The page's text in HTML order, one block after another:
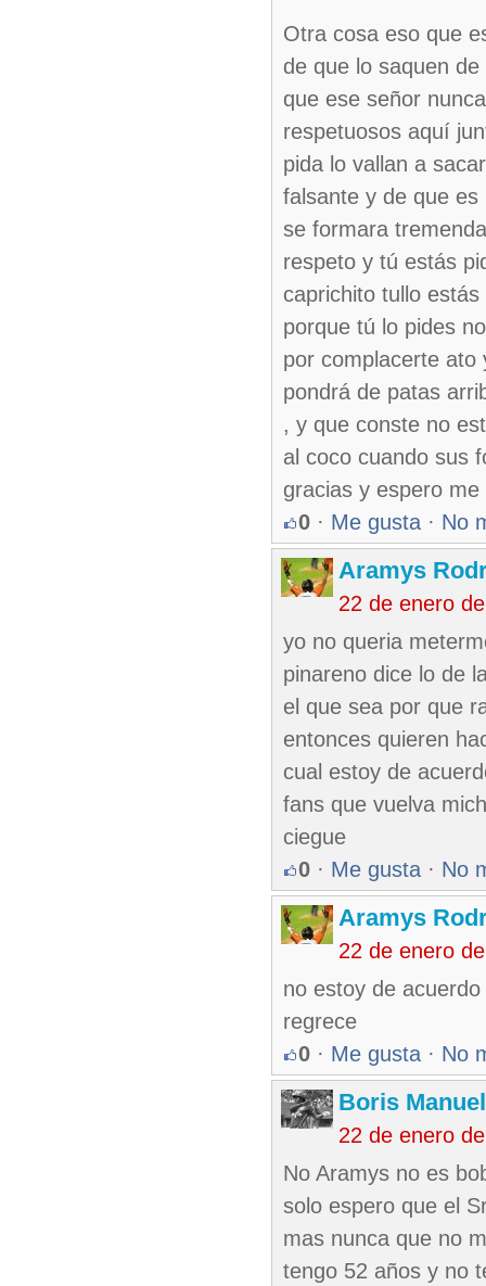
Otra cosa eso que
de que lo saquen
que ese señor
respetuosos aquí
pida lo vallan a
falsante y de que
se formara
respeto y tú estás
caprichito tullo
porque tú lo pides
por complacerte ato
pondrá de patas
, y que conste no
al coco cuando sus
gracias y espero
0 · Me gusta · No
Aramys
22 de enero
yo no queria
pinareno dice lo de
el que sea por que
entonces quieren
cual estoy de
fans que vuelva
ciegue
0 · Me gusta · No
Aramys
22 de enero
no estoy de
regrece
0 · Me gusta · No
Boris
22 de enero
No Aramys no es
solo espero que el
mas nunca que no
tengo 52 años y no